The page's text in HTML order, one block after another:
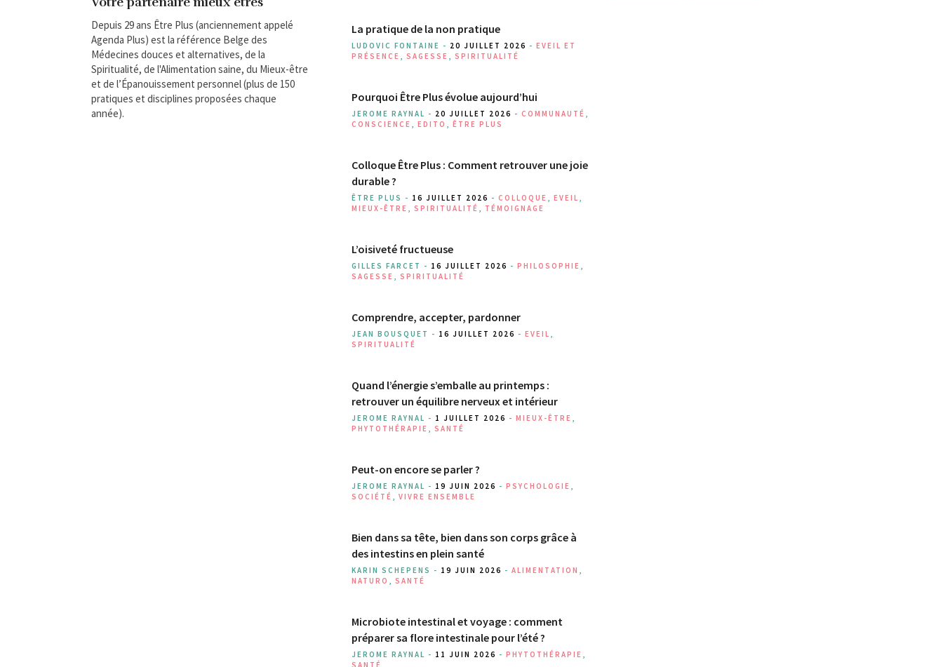
Depuis 29 ans Être Plus (anciennement appelé
Agenda Plus) est la référence Belge des
Médecines douces et alternatives, de la
Spiritualité, de l'Alimentation saine, du Mieux-être
et de l’Épanouissement personnel (plus de 150
pratiques et disciplines proposées chaque
année).
La pratique de la non pratique
LUDOVIC FONTAINE - 20 JUILLET 2026 -EVEIL ET
PRÉSENCE ,SAGESSE ,SPIRITUALITÉ
Pourquoi Être Plus évolue aujourd’hui
JEROME RAYNAL - 20 JUILLET 2026 -COMMUNAUTÉ ,
CONSCIENCE ,EDITO ,ÊTRE PLUS
Colloque Être Plus : Comment retrouver une joie
durable ?
ÊTRE PLUS - 16 JUILLET 2026 -COLLOQUE ,EVEIL ,
MIEUX-ÊTRE ,SPIRITUALITÉ , TÉMOIGNAGE
L’oisiveté fructueuse
GILLES FARCET - 16 JUILLET 2026 -PHILOSOPHIE ,
SAGESSE ,SPIRITUALITÉ
Comprendre, accepter, pardonner
JEAN BOUSQUET - 16 JUILLET 2026 -EVEIL ,
SPIRITUALITÉ
Quand l’énergie s’emballe au printemps :
retrouver un équilibre nerveux et intérieur
JEROME RAYNAL - 1 JUILLET 2026 -MIEUX-ÊTRE ,
PHYTOTHÉRAPIE ,SANTÉ
Peut-on encore se parler ?
JEROME RAYNAL - 19 JUIN 2026 -PSYCHOLOGIE ,
SOCIÉTÉ ,VIVRE ENSEMBLE
Bien dans sa tête, bien dans son corps grâce à
des intestins en plein santé
KARIN SCHEPENS - 19 JUIN 2026 -ALIMENTATION ,
NATURO ,SANTÉ
Microbiote intestinal et voyage : comment
préparer sa flore intestinale pour l’été ?
JEROME RAYNAL - 11 JUIN 2026 -PHYTOTHÉRAPIE ,
SANTÉ